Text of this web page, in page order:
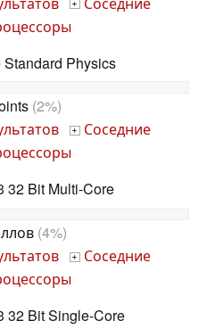
+
Physics
(2%)
+ Соседние
32 Bit Multi-Core
(4%)
+ Соседние
32 Bit Single-Core